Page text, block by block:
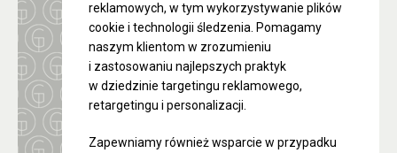
reklamowych, w tym wykorzystywanie plików
cookie i technologii śledzenia. Pomagamy
naszym klientom w zrozumieniu
i zastosowaniu najlepszych praktyk
w dziedzinie targetingu reklamowego,
retargetingu i personalizacji.
Zapewniamy również wsparcie w przypadku